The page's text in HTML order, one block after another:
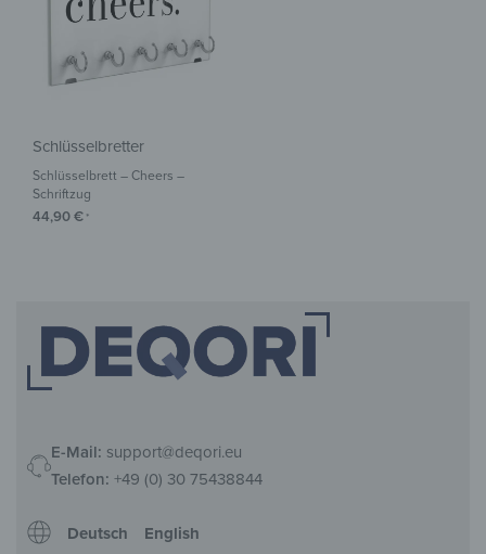
Schlüsselbretter
Schlüsselbrett – Cheers –
Schriftzug
44,90€ *
E-Mail: support@deqori.eu
Telefon: +49 (0) 30 75438844
Deutsch English